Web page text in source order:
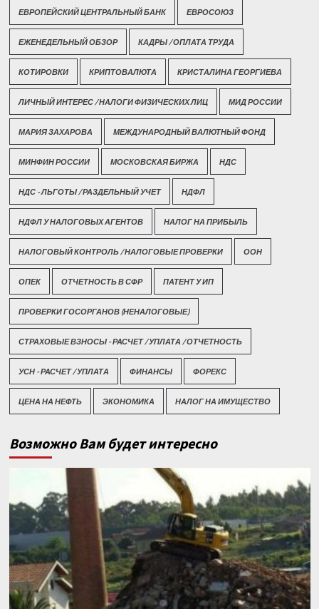
ЕВРОПЕЙСКИЙ ЦЕНТРАЛЬНЫЙ БАНК ЕВРОСОЮЗ
ЕЖЕНЕДЕЛЬНЫЙ ОБЗОР КАДРЫ / ОПЛАТА ТРУДА
КОТИРОВКИ КРИПТОВАЛЮТА КРИСТАЛИНА ГЕОРГИЕВА
ЛИЧНЫЙ ИНТЕРЕС / НАЛОГИ ФИЗИЧЕСКИХ ЛИЦ МИД РОССИИ
МАРИЯ ЗАХАРОВА МЕЖДУНАРОДНЫЙ ВАЛЮТНЫЙ ФОНД
МИНФИН РОССИИ МОСКОВСКАЯ БИРЖА НДС
НДС - ЛЬГОТЫ / РАЗДЕЛЬНЫЙ УЧЕТ НДФЛ
НДФЛ У НАЛОГОВЫХ АГЕНТОВ НАЛОГ НА ПРИБЫЛЬ
НАЛОГОВЫЙ КОНТРОЛЬ / НАЛОГОВЫЕ ПРОВЕРКИ ООН
ОПЕК ОТЧЕТНОСТЬ В СФР ПАТЕНТ У ИП
ПРОВЕРКИ ГОСОРГАНОВ (НЕНАЛОГОВЫЕ)
СТРАХОВЫЕ ВЗНОСЫ - РАСЧЕТ / УПЛАТА / ОТЧЕТНОСТЬ
УСН - РАСЧЕТ / УПЛАТА ФИНАНСЫ ФОРЕКС
ЦЕНА НА НЕФТЬ ЭКОНОМИКА НАЛОГ НА ИМУЩЕСТВО
Возможно Вам будет интересно